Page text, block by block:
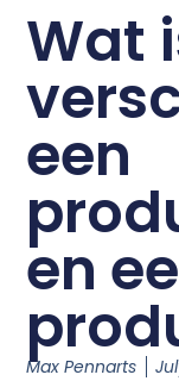
Wat
een
en
Max Pennarts